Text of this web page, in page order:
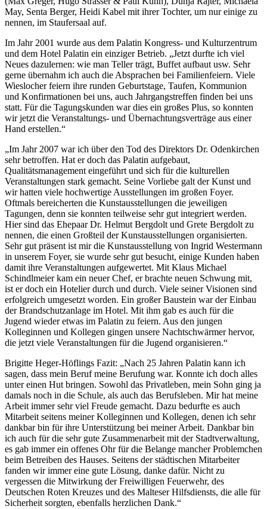
May, Senta Berger, Heidi Kabel mit ihrer Tochter, um nur einige zu
nennen, im Staufersaal auf.
Im Jahr 2001 wurde aus dem Palatin Kongress- und Kulturzentrum
und dem Hotel Palatin ein einziger Betrieb. „Jetzt durfte ich viel
Neues dazulernen: wie man Teller trägt, Buffet aufbaut usw. Sehr
gerne übernahm ich auch die Absprachen bei Familienfeiern. Viele
Wieslocher feiern ihre runden Geburtstage, Taufen, Kommunion
und Konfirmationen bei uns, auch Jahrgangstreffen finden bei uns
statt. Für die Tagungskunden war dies ein großes Plus, so konnten
wir jetzt die Veranstaltungs- und Übernachtungsverträge aus einer
Hand erstellen.“
„Im Jahr 2007 war ich über den Tod des Direktors Dr. Odenkirchen
sehr betroffen. Hat er doch das Palatin aufgebaut,
Qualitätsmanagement eingeführt und sich für die kulturellen
Veranstaltungen stark gemacht. Seine Vorliebe galt der Kunst und
wir hatten viele hochwertige Ausstellungen im großen Foyer.
Oftmals bereicherten die Kunstausstellungen die jeweiligen
Tagungen, denn sie konnten teilweise sehr gut integriert werden.
Hier sind das Ehepaar Dr. Helmut Bergdolt und Grete Bergdolt zu
nennen, die einen Großteil der Kunstausstellungen organisierten.
Sehr gut präsent ist mir die Kunstausstellung von Ingrid Westermann
in unserem Foyer, sie wurde sehr gut besucht, einige Kunden haben
damit ihre Veranstaltungen aufgewertet. Mit Klaus Michael
Schindlmeier kam ein neuer Chef, er brachte neuen Schwung mit,
ist er doch ein Hotelier durch und durch. Viele seiner Visionen sind
erfolgreich umgesetzt worden. Ein großer Baustein war der Einbau
der Brandschutzanlage im Hotel. Mit ihm gab es auch für die
Jugend wieder etwas im Palatin zu feiern. Aus den jungen
Kolleginnen und Kollegen gingen unsere Nachtschwärmer hervor,
die jetzt viele Veranstaltungen für die Jugend organisieren.“
Brigitte Heger-Höflings Fazit: „Nach 25 Jahren Palatin kann ich
sagen, dass mein Beruf meine Berufung war. Konnte ich doch alles
unter einen Hut bringen. Sowohl das Privatleben, mein Sohn ging ja
damals noch in die Schule, als auch das Berufsleben. Mir hat meine
Arbeit immer sehr viel Freude gemacht. Dazu bedurfte es auch
Mitarbeit seitens meiner Kolleginnen und Kollegen, denen ich sehr
dankbar bin für ihre Unterstützung bei meiner Arbeit. Dankbar bin
ich auch für die sehr gute Zusammenarbeit mit der Stadtverwaltung,
es gab immer ein offenes Ohr für die Belange mancher Problemchen
beim Betreiben des Hauses. Seitens der städtischen Mitarbeiter
fanden wir immer eine gute Lösung, danke dafür. Nicht zu
vergessen die Mitwirkung der Freiwilligen Feuerwehr, des
Deutschen Roten Kreuzes und des Malteser Hilfsdiensts, die alle für
Sicherheit sorgten, ebenfalls herzlichen Dank.“